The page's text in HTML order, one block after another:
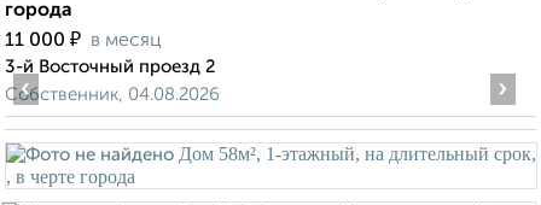
города
11 000 ₽ в месяц
3-й Восточный проезд 2
Собственник, 04.08.2026
‹ ›